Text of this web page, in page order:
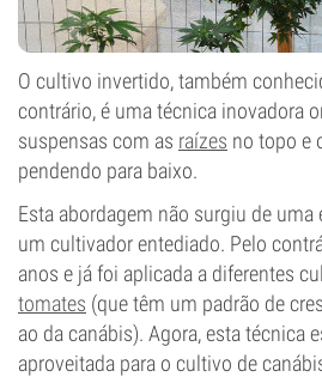
O cultivo invertido, também
contrário, é uma técnica inovadora
suspensas com as raízes no topo e
pendendo para baixo.
Esta abordagem não surgiu de uma
um cultivador entediado. Pelo
anos e já foi aplicada a diferentes
tomates (que têm um padrão de
ao da canábis). Agora, esta técnica
aproveitada para o cultivo de